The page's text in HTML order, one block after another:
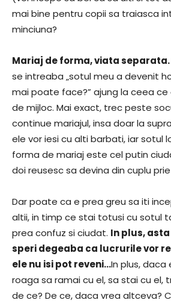
mai bine pentru copii sa traiasca
minciuna?
Mariaj de forma, viata separata.
se intreaba „sotul meu a devenit
mai poate face?” ajung la ceea
de mijloc. Mai exact, trec peste
continue mariajul, insa doar la
ele vor iesi cu alti barbati, iar sotul
forma de mariaj este cel putin
doi reusesc sa devina din cuplu
Dar poate ca e prea greu sa iti
altii, in timp ce stai totusi cu sotul
prea confuz si ciudat. In plus,
speri degeaba ca lucrurile vor
ele nu isi pot reveni…In plus, daca
roaga sa ramai cu el, sa stai cu el,
de ce? De ce, daca vrea altceva?